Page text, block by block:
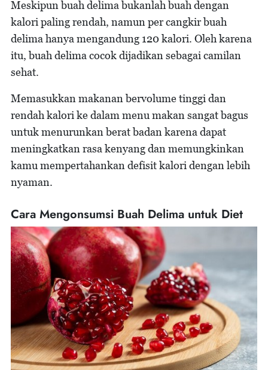
Meskipun buah delima bukanlah buah dengan
kalori paling rendah, namun per cangkir buah
delima hanya mengandung 120 kalori. Oleh karena
itu, buah delima cocok dijadikan sebagai camilan
sehat.
Memasukkan makanan bervolume tinggi dan
rendah kalori ke dalam menu makan sangat bagus
untuk menurunkan berat badan karena dapat
meningkatkan rasa kenyang dan memungkinkan
kamu mempertahankan defisit kalori dengan lebih
nyaman.
Cara Mengonsumsi Buah Delima untuk Diet